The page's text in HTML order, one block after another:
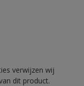
verwijzen wij
dit product.